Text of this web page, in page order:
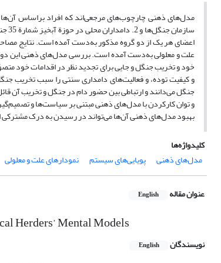
اعضای هر یک از دو گروه مذکور به‌‌دست آمده است. نتایج
علت و معلولی به‌دست آمده است. بررسی مدل‌های ذهنی این دو
خود و تخریب جنگل و جایی برای تجدید نظر در اقدامات خود
و کیفیت توده، و فعالیت‌های دامداری سنتی را سبب تخریب
جنگل می‌دانند و ارتباطی بین حضور دام در جنگل و تخریب آن
و توان کار‌کردن با مدل‌های ذهنی مبتنی بر سیاست‌ها و
بهبود مدل‌های ذهنی آن‌ها می‌تواند در رسیدن به درک
کلیدواژه‌ها
مدل‌های ذهنی
پویایی‌های سیستم نمودارهای علت و معلولی
عنوان مقاله English
Herders’ Mental Models
نویسندگان English